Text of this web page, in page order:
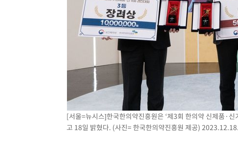
시리아 다마스쿠스 교외에서 미니버스 폭발.. 14명 부상, 3명은
입추에도 극한더위…서울 낮 39도 '폭염중대경보'
이란, 호르무즈서 "적국 목표물들"과 대치로 남부 케슘섬에서
[속보]美, 폴리실리콘 수입 규제…파생제품 15% 관세, 120일 후 발
[속보]트럼프, 美 원정출산 금지 행정명령 서명
[속보] 뉴욕증시, 일제 하락 마감…나스닥 0.06%↓
[서울=뉴시스]한국한의약진흥원은 ‘제3회 한의약 신제품·
고 18일 밝혔다. (사진= 한국한의약진흥원 제공) 2023.12.18.